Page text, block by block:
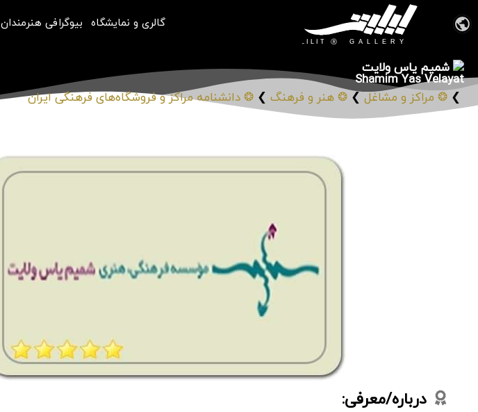
گالری و نمایشگاه بیوگرافی هنرمندان
شمیم یاس ولایت
Shamim Yas Velayat
❯ ❂ مراکز و مشاغل ❯ ❂ هنر و فرهنگ ❯ ❂ دانشنامه مراکز و فروشگاه‌های فرهنگی ایران
درباره/معرفی: